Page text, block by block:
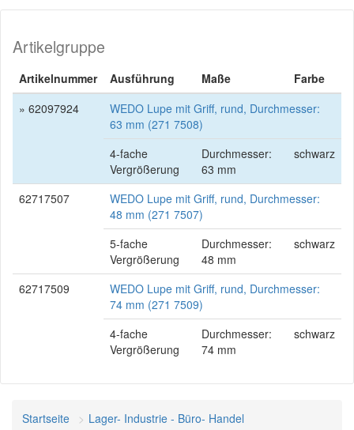
Artikelgruppe
Artikelnummer Ausführung Maße
Farbe
» 62097924
WEDO Lupe mit Griff, rund, Durchmesser:
63 mm (271 7508)
4-fache
Vergrößerung
Durchmesser:
63 mm
schwarz
62717507
WEDO Lupe mit Griff, rund, Durchmesser:
48 mm (271 7507)
5-fache
Vergrößerung
Durchmesser:
48 mm
schwarz
62717509
WEDO Lupe mit Griff, rund, Durchmesser:
74 mm (271 7509)
4-fache
Vergrößerung
Durchmesser:
74 mm
schwarz
Startseite
Lager- Industrie - Büro- Handel